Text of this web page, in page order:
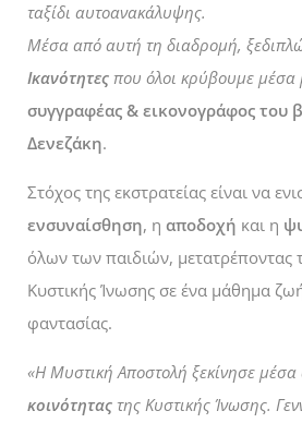
ταξίδι αυτοανακάλυψης.
Μέσα από αυτή τη διαδρομή,
Ικανότητες που όλοι κρύβουμε μέσα
συγγραφέας & εικονογράφος του
Δενεζάκη.
Στόχος της εκστρατείας είναι να
ενσυναίσθηση, η αποδοχή και η
όλων των παιδιών, μετατρέποντας
Κυστικής Ίνωσης σε ένα μάθημα
φαντασίας.
«Η Μυστική Αποστολή ξεκίνησε
κοινότητας της Κυστικής Ίνωσης.